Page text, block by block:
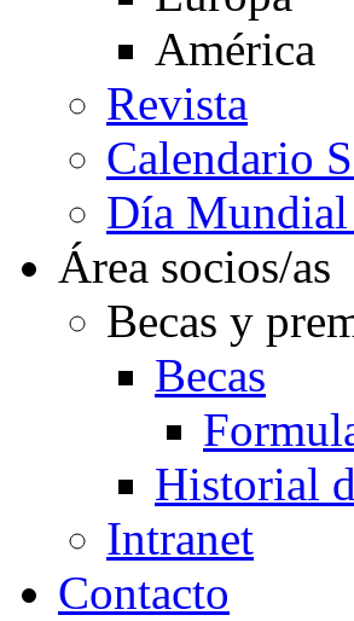
América
Revista
Calendario
Día
Área socios/as
Becas y
Becas
Historial
Intranet
Contacto